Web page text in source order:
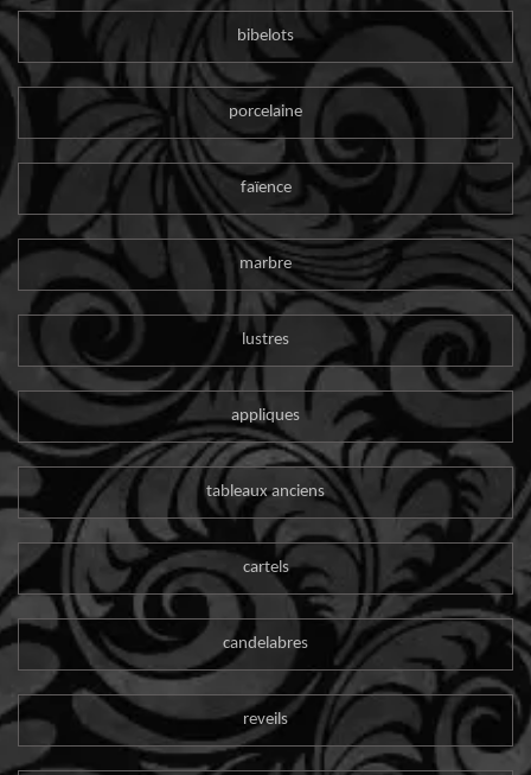
bibelots
porcelaine
faïence
marbre
lustres
appliques
tableaux anciens
cartels
candelabres
reveils